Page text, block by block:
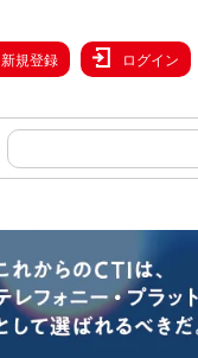
新規登録 ログイン